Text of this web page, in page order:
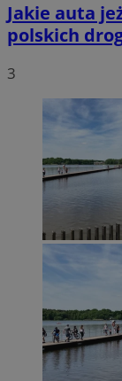
Jakie auta
polskich
3